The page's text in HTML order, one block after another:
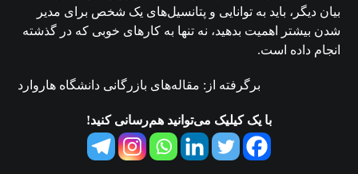
بیان دیگر، باید به توانایی‌ و پتانسیل‌های یک شخص برای مدیر
شدن بیشتر اهمیت بدهید، نه تنها به کارهای خوبی که در گذشته
انجام داده است.
برگرفته از: مقاله‌های بازرگانی دانشگاه هاروارد
با یک کیلیک می‌توانید هم‌رسانی کنید!